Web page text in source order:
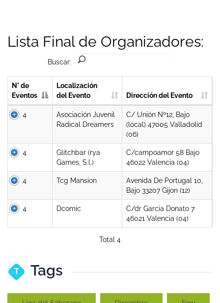
Lista Final de Organizadores:
Buscar:
N° de
Eventos
Localización
del Evento
Dirección del Evento
4
Asociación Juvenil
Radical Dreamers
C/ Unión Nº12, Bajo
(local) 47005 Valladolid
(06)
4
Glitchbar (rya
Games, S.l.)
C/campoamor 58 Bajo
46022 Valencia (04)
4 Tcg Mansion
Avenida De Portugal 10,
Bajo 33207 Gijon (12)
4 Dcomic
C/dr Garcia Donato 7
46021 Valencia (04)
Total 4
T Tags